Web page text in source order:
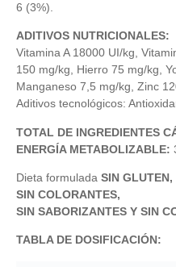
6 (3%).
ADITIVOS NUTRICIONALES:
Vitamina A 18000 UI/kg,
150 mg/kg, Hierro 75 mg/kg,
Manganeso 7,5 mg/kg, Zinc
Aditivos tecnológicos:
TOTAL DE INGREDIENTES
ENERGÍA METABOLIZABLE:
Dieta formulada SIN GLUTEN,
SIN COLORANTES,
SIN SABORIZANTES Y SIN
TABLA DE DOSIFICACIÓN: